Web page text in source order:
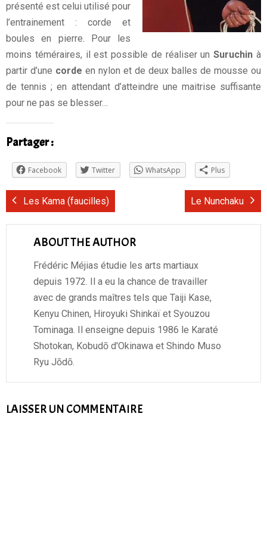
présenté est celui utilisé pour
l’entrainement : corde et
boules en pierre. Pour les
moins téméraires, il est possible de réaliser unSuruchin à
partir d’une corde en nylon et de deux balles de mousse ou
de tennis ; en attendant d’atteindre une maitrise suffisante
pour ne pas se blesser…
Partager :
Facebook Twitter WhatsApp Plus
Les Kama (faucilles) Le Nunchaku
ABOUT THE AUTHOR
Frédéric Méjias étudie les arts martiaux
depuis 1972. Il a eu la chance de travailler
avec de grands maîtres tels que Taiji Kase,
Kenyu Chinen, Hiroyuki Shinkaï et Syouzou
Tominaga. Il enseigne depuis 1986 le Karaté
Shotokan, Kobudō d'Okinawa et Shindo Muso
Ryu Jōdō.
LAISSER UN COMMENTAIRE